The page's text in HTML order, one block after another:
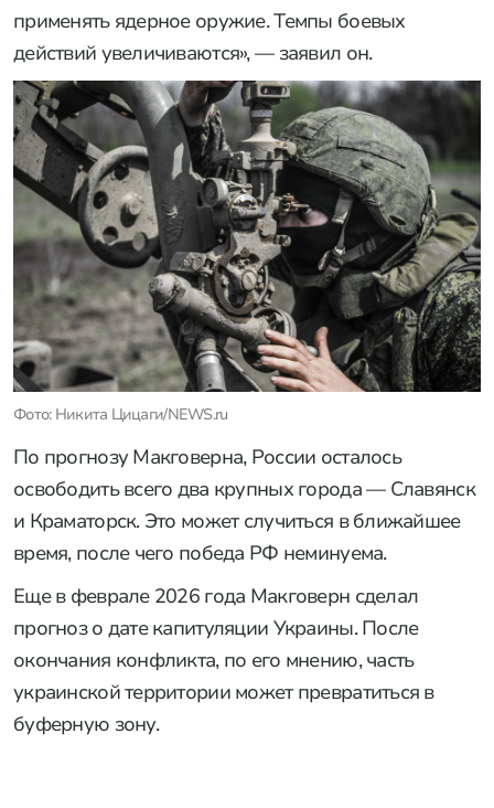
применять ядерное оружие. Темпы боевых
действий увеличиваются», — заявил он.
Фото: Никита Цицаги/NEWS.ru
По прогнозу Макговерна, России осталось
освободить всего два крупных города — Славянск
и Краматорск. Это может случиться в ближайшее
время, после чего победа РФ неминуема.
Еще в феврале 2026 года Макговерн сделал
прогноз о дате капитуляции Украины. После
окончания конфликта, по его мнению, часть
украинской территории может превратиться в
буферную зону.